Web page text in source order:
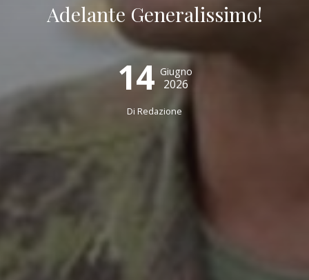
Adelante Generalissimo!
14 Giugno
2026
Di Redazione